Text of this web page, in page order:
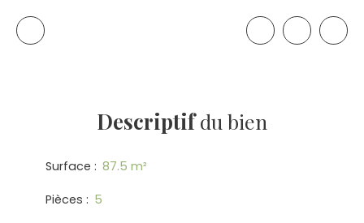
Descriptifdu bien
Surface : 87.5 m²
Pièces : 5